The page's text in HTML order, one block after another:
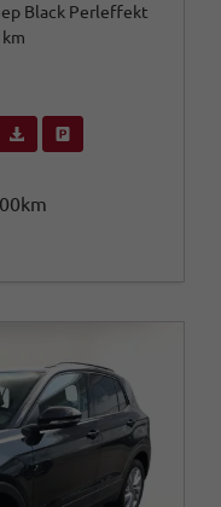
Black Perleffekt
rufen Sie an
Fahrzeugexposé (PDF)